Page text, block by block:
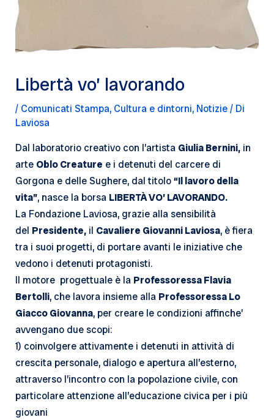
Libertà vo’ lavorando
/ Comunicati Stampa, Cultura e dintorni, Notizie/ Di
Laviosa
Dal laboratorio creativo con l’artista Giulia Bernini,in
arte Oblo Creature e i detenuti del carcere di
Gorgona e delle Sughere, dal titolo“Il lavoro della
vita”, nasce la borsa LIBERTÀ VO’ LAVORANDO.
La Fondazione Laviosa, grazie alla sensibilità
del Presidente,il Cavaliere Giovanni Laviosa, è fiera
tra i suoi progetti, di portare avanti le iniziative che
vedono i detenuti protagonisti.
Il motore progettuale è la Professoressa Flavia
Bertolli, che lavora insieme alla Professoressa Lo
Giacco Giovanna, per creare le condizioni affinche’
avvengano due scopi:
1) coinvolgere attivamente i detenuti in attività di
crescita personale, dialogo e apertura all’esterno,
attraverso l’incontro con la popolazione civile, con
particolare attenzione all’educazione civica per i più
giovani